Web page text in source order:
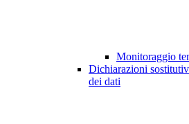
Monitoraggio
Dichiarazioni
dei dati